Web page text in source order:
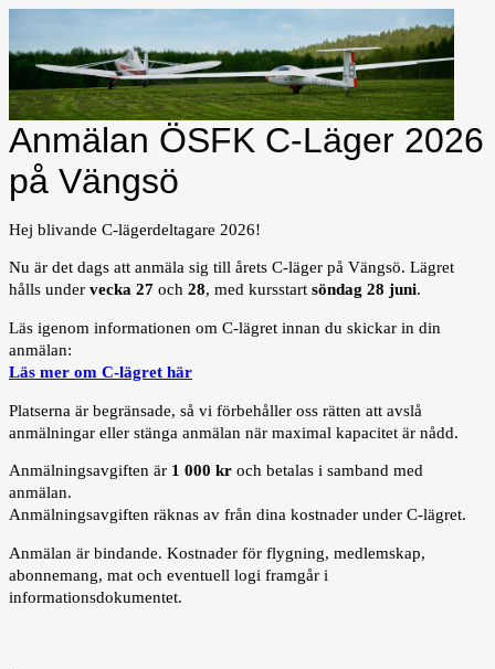
Anmälan ÖSFK C-Läger 2026
på Vängsö
Hej blivande C-lägerdeltagare 2026!
Nu är det dags att anmäla sig till årets C-läger på Vängsö. Lägret
hålls under vecka 27 och 28, med kursstart söndag 28 juni.
Läs igenom informationen om C-lägret innan du skickar in din
anmälan:
Läs mer om C-lägret här
Platserna är begränsade, så vi förbehåller oss rätten att avslå
anmälningar eller stänga anmälan när maximal kapacitet är nådd.
Anmälningsavgiften är 1 000 kr och betalas i samband med
anmälan.
Anmälningsavgiften räknas av från dina kostnader under C-lägret.
Anmälan är bindande. Kostnader för flygning, medlemskap,
abonnemang, mat och eventuell logi framgår i
informationsdokumentet.